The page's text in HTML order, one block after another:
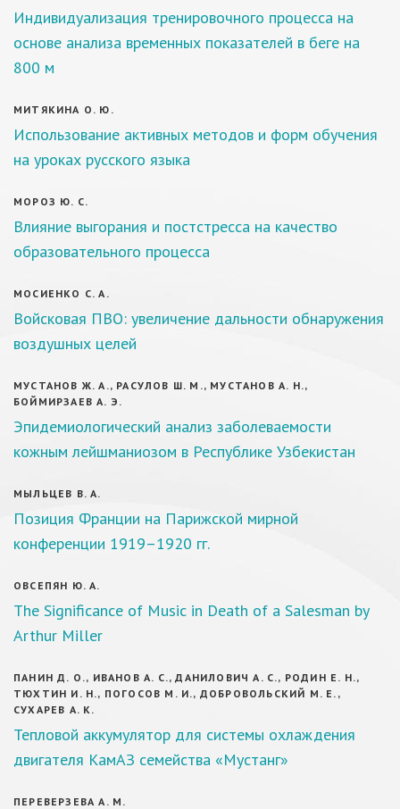
Индивидуализация тренировочного процесса на
основе анализа временных показателей в беге на
800 м
МИТЯКИНА О. Ю.
Использование активных методов и форм обучения
на уроках русского языка
МОРОЗ Ю. С.
Влияние выгорания и постстресса на качество
образовательного процесса
МОСИЕНКО С. А.
Войсковая ПВО: увеличение дальности обнаружения
воздушных целей
МУСТАНОВ Ж. А., РАСУЛОВ Ш. М., МУСТАНОВ А. Н.,
БОЙМИРЗАЕВ А. Э.
Эпидемиологический анализ заболеваемости
кожным лейшманиозом в Республике Узбекистан
МЫЛЬЦЕВ В. А.
Позиция Франции на Парижской мирной
конференции 1919–1920 гг.
ОВСЕПЯН Ю. А.
The Significance of Music in Death of a Salesman by
Arthur Miller
ПАНИН Д. О., ИВАНОВ А. С., ДАНИЛОВИЧ А. С., РОДИН Е. Н.,
ТЮХТИН И. Н., ПОГОСОВ М. И., ДОБРОВОЛЬСКИЙ М. Е.,
СУХАРЕВ А. К.
Тепловой аккумулятор для системы охлаждения
двигателя КамАЗ семейства «Мустанг»
ПЕРЕВЕРЗЕВА А. М.